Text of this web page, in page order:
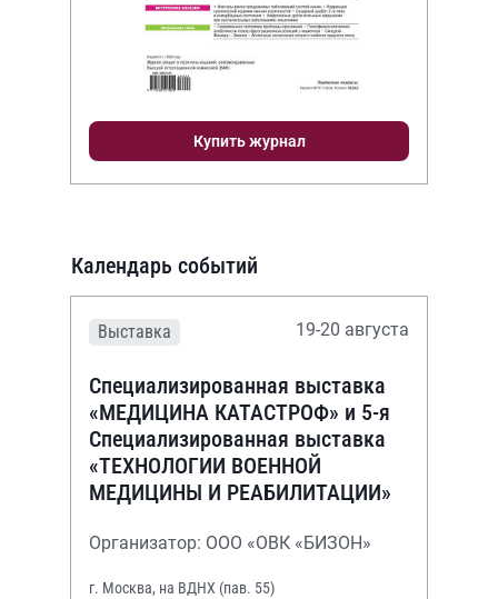
Купить журнал
Календарь событий
Выставка 19-20 августа
Специализированная выставка
«МЕДИЦИНА КАТАСТРОФ» и 5-я
Специализированная выставка
«ТЕХНОЛОГИИ ВОЕННОЙ
МЕДИЦИНЫ И РЕАБИЛИТАЦИИ»
Организатор: ООО «ОВК «БИЗОН»
г. Москва, на ВДНХ (пав. 55)